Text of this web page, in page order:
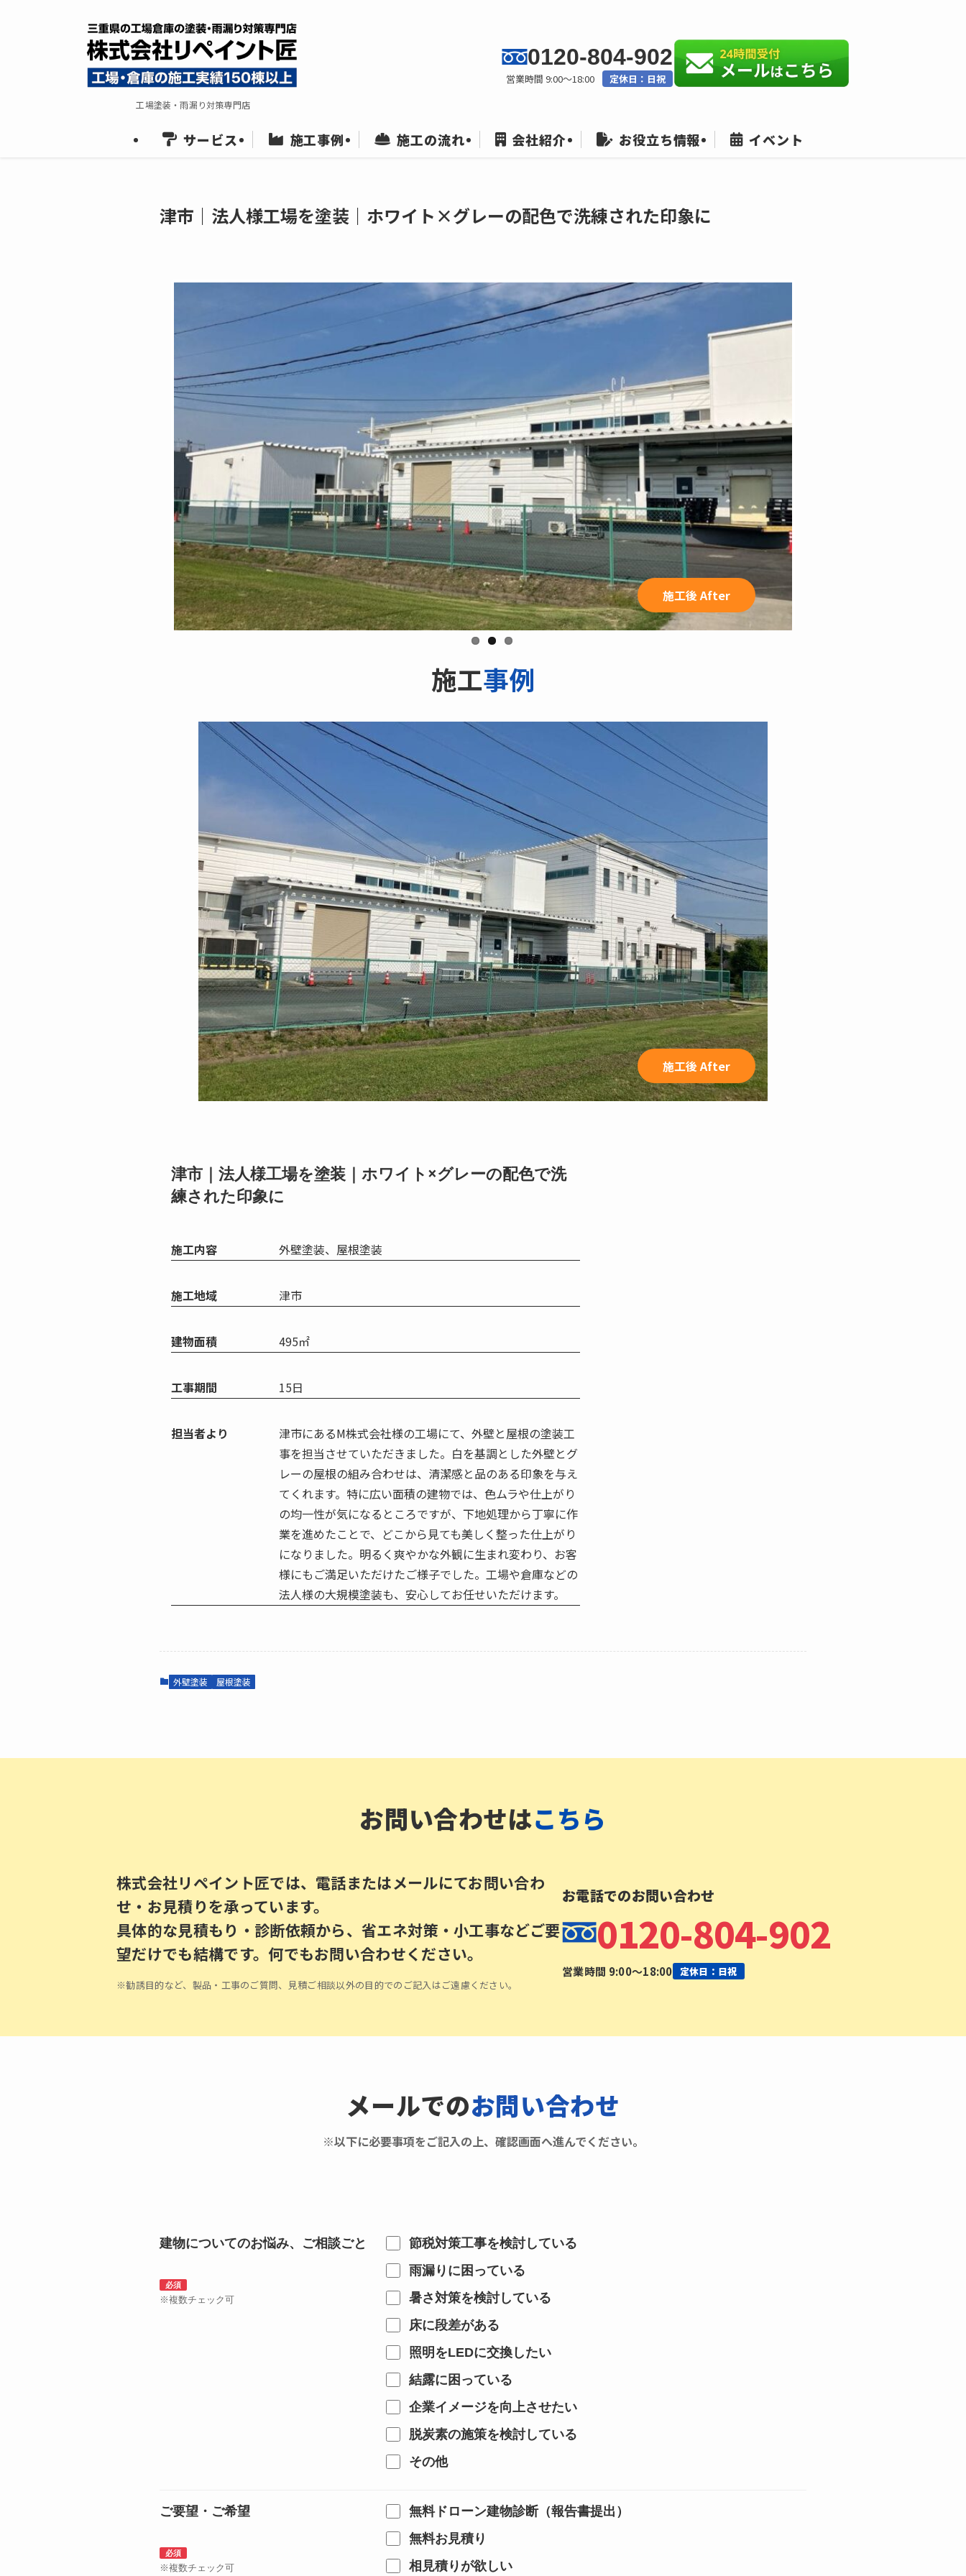
工場塗装・雨漏り対策専門店
サービス 施工事例 施工の流れ 会社紹介 お役立ち情報 イベント
0120-804-902
営業時間 9:00〜18:00 定休日：日祝
津市｜法人様工場を塗装｜ホワイト×グレーの配色で洗練された印象に
施工事例
津市｜法人様工場を塗装｜ホワイト×グレーの配色で洗
練された印象に
施工内容 外壁塗装、屋根塗装
施工地域 津市
建物面積 495㎡
工事期間 15日
担当者より
津市にあるM株式会社様の工場にて、外壁と屋根の塗装工
事を担当させていただきました。白を基調とした外壁とグ
レーの屋根の組み合わせは、清潔感と品のある印象を与え
てくれます。特に広い面積の建物では、色ムラや仕上がり
の均一性が気になるところですが、下地処理から丁寧に作
業を進めたことで、どこから見ても美しく整った仕上がり
になりました。明るく爽やかな外観に生まれ変わり、お客
様にもご満足いただけたご様子でした。工場や倉庫などの
法人様の大規模塗装も、安心してお任せいただけます。
外壁塗装 屋根塗装
お問い合わせはこちら
株式会社リペイント匠では、電話またはメールにてお問い合わ
せ・お見積りを承っています。
具体的な見積もり・診断依頼から、省エネ対策・小工事などご要
望だけでも結構です。何でもお問い合わせください。
※勧誘目的など、製品・工事のご質問、見積ご相談以外の目的でのご記入はご遠慮ください。
お電話でのお問い合わせ
0120-804-902
営業時間 9:00〜18:00 定休日：日祝
メールでのお問い合わせ
※以下に必要事項をご記入の上、確認画面へ進んでください。
建物についてのお悩み、ご相談ごと
必須
※複数チェック可
節税対策工事を検討している
雨漏りに困っている
暑さ対策を検討している
床に段差がある
照明をLEDに交換したい
結露に困っている
企業イメージを向上させたい
脱炭素の施策を検討している
その他
ご要望・ご希望
必須
※複数チェック可
無料ドローン建物診断（報告書提出）
無料お見積り
相見積りが欲しい